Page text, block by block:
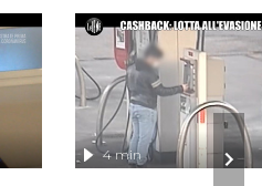
4 min